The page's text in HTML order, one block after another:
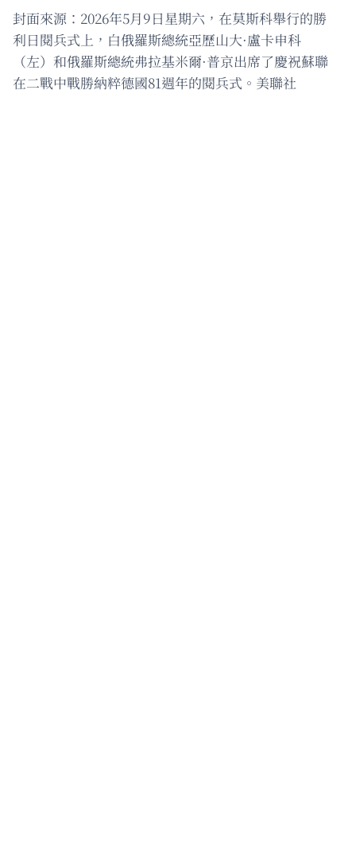
封面來源：2026年5月9日星期六，在莫斯科舉行的勝
利日閱兵式上，白俄羅斯總統亞歷山大·盧卡申科
（左）和俄羅斯總統弗拉基米爾·普京出席了慶祝蘇聯
在二戰中戰勝納粹德國81週年的閱兵式。美聯社